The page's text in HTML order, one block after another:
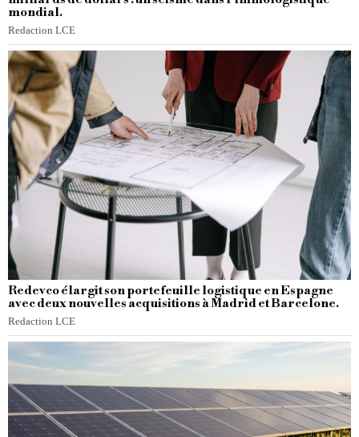
mondial.
Redaction LCE
Redevco élargit son portefeuille logistique en Espagne
avec deux nouvelles acquisitions à Madrid et Barcelone.
Redaction LCE